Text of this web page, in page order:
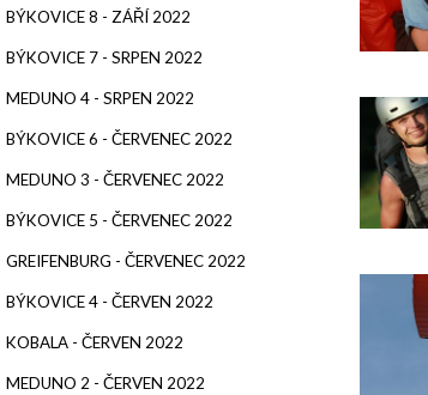
BÝKOVICE 8 - ZÁŘÍ 2022
BÝKOVICE 7 - SRPEN 2022
MEDUNO 4 - SRPEN 2022
BÝKOVICE 6 - ČERVENEC 2022
MEDUNO 3 - ČERVENEC 2022
BÝKOVICE 5 - ČERVENEC 2022
GREIFENBURG - ČERVENEC 2022
BÝKOVICE 4 - ČERVEN 2022
KOBALA - ČERVEN 2022
MEDUNO 2 - ČERVEN 2022